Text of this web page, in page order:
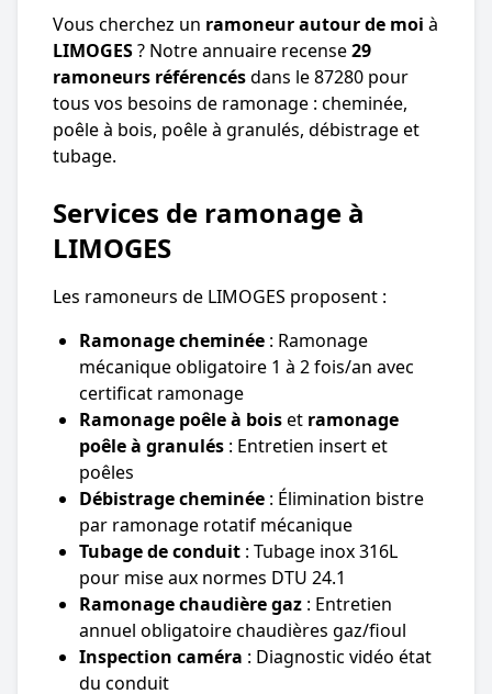
Vous cherchez un ramoneur autour de moi à
LIMOGES? Notre annuaire recense29
ramoneurs référencésdans le 87280 pour
tous vos besoins de ramonage : cheminée,
poêle à bois, poêle à granulés, débistrage et
tubage.
Services de ramonage à
LIMOGES
Les ramoneurs de LIMOGES proposent :
Ramonage cheminée : Ramonage
mécanique obligatoire 1 à 2 fois/an avec
certificat ramonage
Ramonage poêle à boiset ramonage
poêle à granulés : Entretien insert et
poêles
Débistrage cheminée : Élimination bistre
par ramonage rotatif mécanique
Tubage de conduit : Tubage inox 316L
pour mise aux normes DTU 24.1
Ramonage chaudière gaz : Entretien
annuel obligatoire chaudières gaz/fioul
Inspection caméra : Diagnostic vidéo état
du conduit